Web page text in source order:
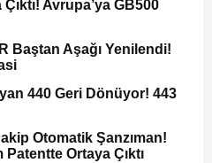
Avrupa’ya GB500
Baştan Aşağı Yenilendi!
440 Geri Dönüyor! 443
Otomatik Şanzıman!
Ortaya Çıktı